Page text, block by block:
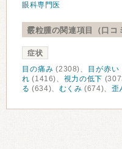
眼科専門医
霰粒腫の関連項目（口コ
症状
目の痛み (2308)、 目が赤い
れ (1416)、 視力の低下
る (634)、 むくみ (674)、 歪